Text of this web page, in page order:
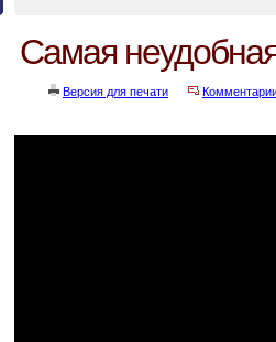
Самая
Версия для печати